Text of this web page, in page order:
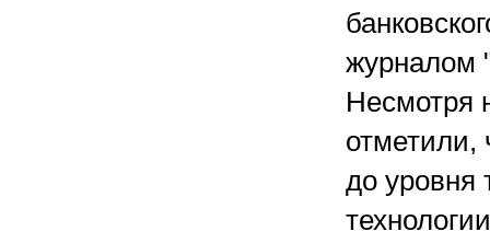
журналом
Несмотря
отметили,
до уровня